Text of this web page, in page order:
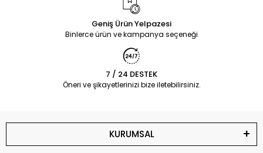
Geniş Ürün Yelpazesi
Binlerce ürün ve kampanya seçeneği
7 / 24 DESTEK
Öneri ve şikayetlerinizi bize iletebilirsiniz.
KURUMSAL